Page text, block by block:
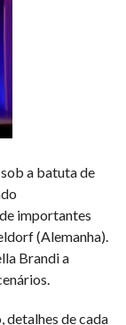
a batuta de
importantes
(Alemanha).
Brandi a
detalhes de cada